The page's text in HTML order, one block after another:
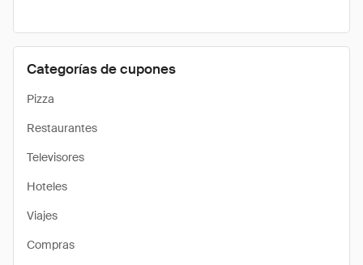
Categorías de cupones
Pizza
Restaurantes
Televisores
Hoteles
Viajes
Compras